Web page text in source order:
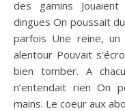
des gamins
dingues On poussait
parfois Une reine,
alentour Pouvait
bien tomber. A
n’entendait rien On
mains. Le coeur aux